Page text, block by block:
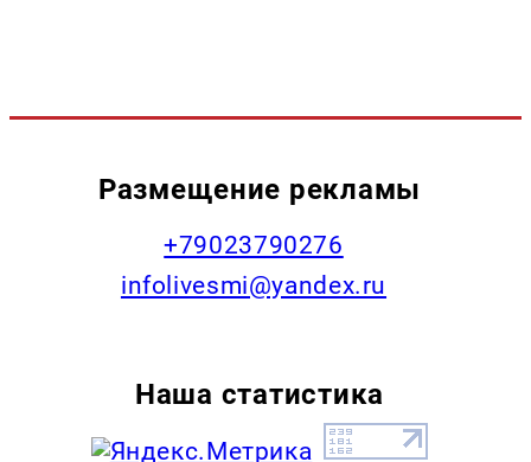
Размещение рекламы
+79023790276
infolivesmi@yandex.ru
Наша статистика